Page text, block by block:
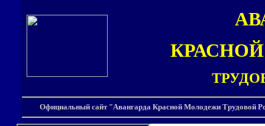
Официальный сайт "Авангарда Красной Молодежи Трудовой